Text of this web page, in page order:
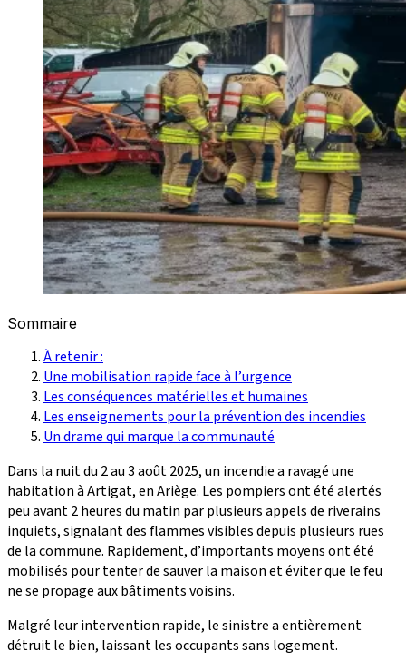
Sommaire
À retenir :
Une mobilisation rapide face à l’urgence
Les conséquences matérielles et humaines
Les enseignements pour la prévention des incendies
Un drame qui marque la communauté
Dans la nuit du 2 au 3 août 2025, un incendie a ravagé une
habitation à Artigat, en Ariège. Les pompiers ont été alertés
peu avant 2 heures du matin par plusieurs appels de riverains
inquiets, signalant des flammes visibles depuis plusieurs rues
de la commune. Rapidement, d’importants moyens ont été
mobilisés pour tenter de sauver la maison et éviter que le feu
ne se propage aux bâtiments voisins.
Malgré leur intervention rapide, le sinistre a entièrement
détruit le bien, laissant les occupants sans logement.